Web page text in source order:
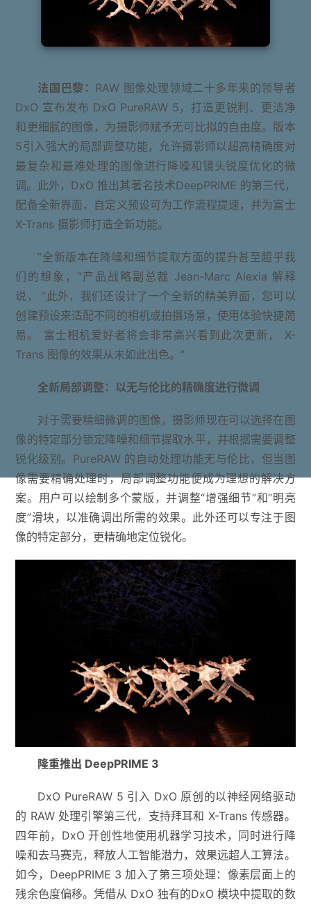
法国巴黎： RAW 图像处理领域二十多年来的领导者
DxO 宣布发布 DxO PureRAW 5，打造更锐利、更洁净
和更细腻的图像，为摄影师赋予无可比拟的自由度。版本
5引入强大的局部调整功能，允许摄影师以超高精确度对
最复杂和最难处理的图像进行降噪和镜头锐度优化的微
调。此外，DxO 推出其著名技术DeepPRIME 的第三代，
配备全新界面，自定义预设可为工作流程提速，并为富士
X-Trans 摄影师打造全新功能。
“全新版本在降噪和细节提取方面的提升甚至超乎我
们的想象，”产品战略副总裁 Jean-Marc Alexia 解释
说， “此外，我们还设计了一个全新的精美界面，您可以
创建预设来适配不同的相机或拍摄场景，使用体验快捷简
易。 富士相机爱好者将会非常高兴看到此次更新， X-
Trans 图像的效果从未如此出色。”
全新局部调整：以无与伦比的精确度进行微调
对于需要精细微调的图像，摄影师现在可以选择在图
像的特定部分锁定降噪和细节提取水平，并根据需要调整
锐化级别。PureRAW 的自动处理功能无与伦比，但当图
像需要精确处理时，局部调整功能便成为理想的解决方
案。用户可以绘制多个蒙版，并调整“增强细节”和“明亮
度”滑块，以准确调出所需的效果。此外还可以专注于图
像的特定部分，更精确地定位锐化。
隆重推出 DeepPRIME 3
DxO PureRAW 5 引入 DxO 原创的以神经网络驱动
的 RAW 处理引擎第三代，支持拜耳和 X-Trans 传感器。
四年前，DxO 开创性地使用机器学习技术，同时进行降
噪和去马赛克，释放人工智能潜力，效果远超人工算法。
如今，DeepPRIME 3 加入了第三项处理：像素层面上的
残余色度偏移。凭借从 DxO 独有的DxO 模块中提取的数